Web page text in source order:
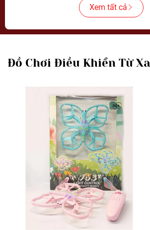
Xem tất cả
Đồ Chơi Điều Khiển Từ Xa